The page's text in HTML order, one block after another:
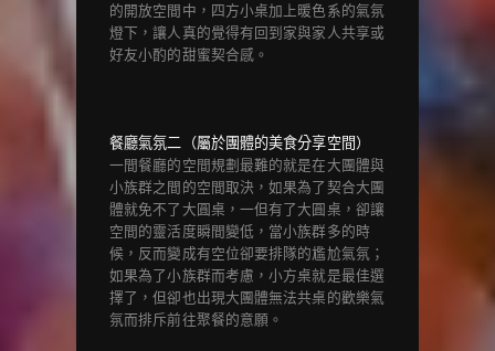
的開放空間中，四方小桌加上暖色系的氣氛
燈下，讓人真的覺得有回到家與家人共享或
好友小酌的甜蜜契合感。
餐廳氣氛二（屬於團體的美食分享空間）
一間餐廳的空間規劃最難的就是在大團體與
小族群之間的空間取決，如果為了契合大團
體就免不了大圓桌，一但有了大圓桌，卻讓
空間的靈活度瞬間變低，當小族群多的時
候，反而變成有空位卻要排隊的尷尬氣氛；
如果為了小族群而考慮，小方桌就是最佳選
擇了，但卻也出現大團體無法共桌的歡樂氣
氛而排斥前往聚餐的意願。